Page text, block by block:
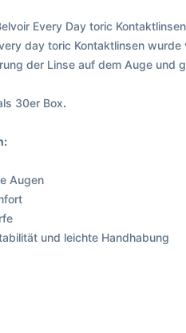
Every Day toric
day toric Kontaktlinsen
der Linse auf dem Auge und
30er Box.
Augen
und leichte Handhabung